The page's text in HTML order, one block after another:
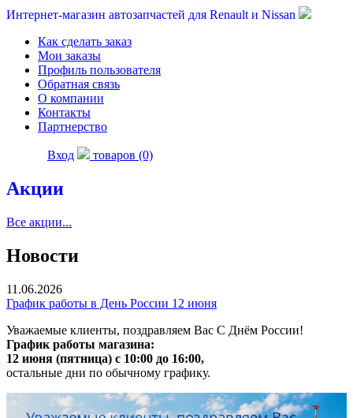
Интернет-магазин автозапчастей для Renault и Nissan
Как сделать заказ
Мои заказы
Профиль пользователя
Обратная связь
О компании
Контакты
Партнерство
Вход товаров (0)
Акции
Все акции...
Новости
11.06.2026
График работы в День России 12 июня
Уважаемые клиенты, поздравляем Вас С Днём России!
График работы магазина:
12 июня (пятница) с 10:00 до 16:00,
остальные дни по обычному графику.